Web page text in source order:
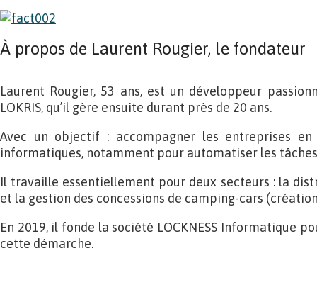
À propos de Laurent Rougier, le fondateur
Laurent Rougier, 53 ans, est un développeur
LOKRIS, qu’il gère ensuite durant près de 20 ans.
Avec un objectif : accompagner les entreprises
informatiques, notamment pour automatiser les
Il travaille essentiellement pour deux secteurs : la
et la gestion des concessions de camping-cars
En 2019, il fonde la société LOCKNESS Informatique
cette démarche.